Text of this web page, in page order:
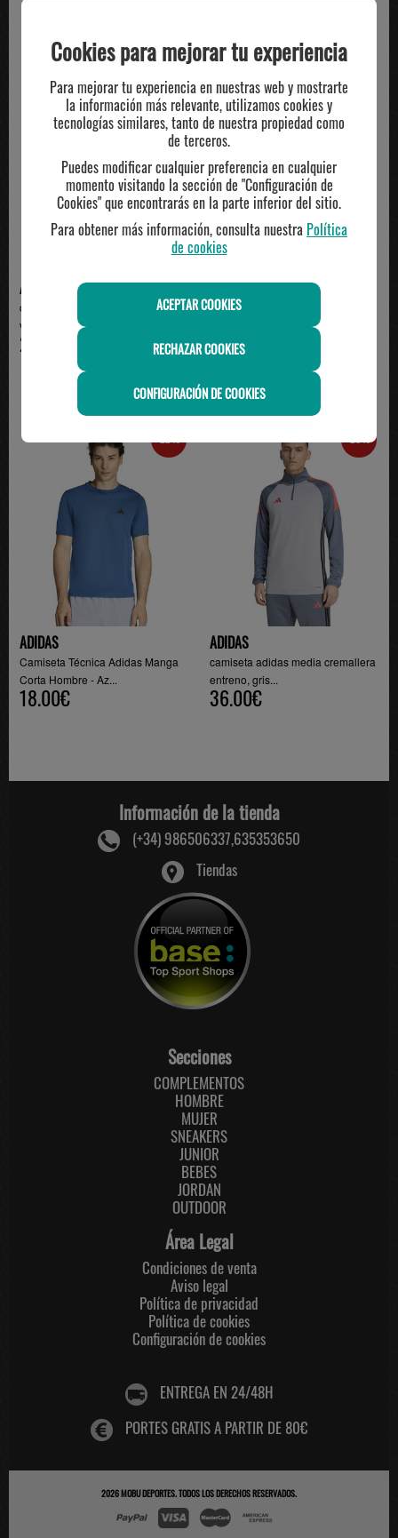
ADIDAS
camiseta técnica hombre adidas,
verde
23.00€
ADIDAS
camiseta adidas manga corta
algodón técnico, ma...
35.00€
ADIDAS
Camiseta Técnica Adidas Manga
Corta Hombre - Az...
18.00€
-20%
ADIDAS
camiseta adidas media cremallera
entreno, gris...
36.00€
Información de la tienda
(+34) 986506337,635353650
Tiendas
Secciones
COMPLEMENTOS
HOMBRE
MUJER
SNEAKERS
JUNIOR
BEBES
JORDAN
OUTDOOR
Área Legal
Condiciones de venta
Aviso legal
Política de privacidad
Política de cookies
Configuración de cookies
ENTREGA EN 24/48H
PORTES GRATIS A PARTIR DE 80€
2026MOBU DEPORTES. TODOS LOS DERECHOS RESERVADOS.
Cookies para mejorar tu experiencia
Para mejorar tu experiencia en nuestras web y mostrarte
la información más relevante, utilizamos cookies y
tecnologías similares, tanto de nuestra propiedad como
de terceros.
Puedes modificar cualquier preferencia en cualquier
momento visitando la sección de "Configuración de
Cookies" que encontrarás en la parte inferior del sitio.
Para obtener más información, consulta nuestra Política
de cookies
ACEPTAR COOKIES
RECHAZAR COOKIES
CONFIGURACIÓN DE COOKIES